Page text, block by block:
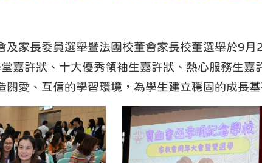
及家長委員選舉暨法團校董會家長校董選舉於9
嘉許狀、十大優秀領袖生嘉許狀、熱心服務生
關愛、互信的學習環境，為學生建立穩固的成長基